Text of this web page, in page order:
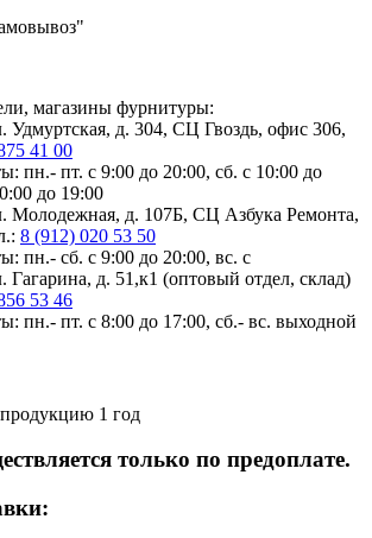
магазины фурнитуры:
Удмуртская, д. 304, СЦ Гвоздь, офис 306,
41 00
пн.- пт. с 9:00 до 20:00, сб. с 10:00 до
до 19:00
Молодежная, д. 107Б, СЦ Азбука Ремонта,
8 (912) 020 53 50
пн.- сб. с 9:00 до 20:00, вс. с
Гагарина, д. 51,к1 (оптовый отдел, склад)
53 46
пн.- пт. с 8:00 до 17:00, сб.- вс. выходной
1 год
только по предоплате.